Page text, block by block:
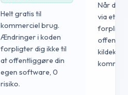
Helt gratis til
kommerciel brug.
Ændringer i koden
forpligter dig ikke til
at offentliggøre din
egen software, 0
risiko.
Når du
via et